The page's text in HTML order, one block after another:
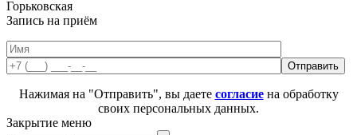
Горьковская
Запись на приём
Нажимая на "Отправить", вы даете согласиена обработку
своих персональных данных.
Закрытие меню